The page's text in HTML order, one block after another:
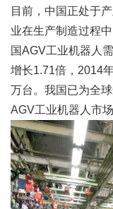
目前，中国正处于
业在生产制造过程
国AGV工业机器人
增长1.71倍，2014
万台。我国已为全
AGV工业机器人市场